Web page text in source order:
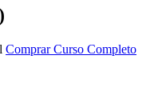
Comprar Curso Completo